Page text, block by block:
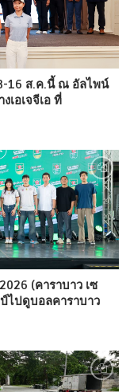
16 ส.ค.นี้ ณ อัลไพน์
เอเจจีเอ ที่
(คาราบาว เซ
ไปดูบอลคาราบาว